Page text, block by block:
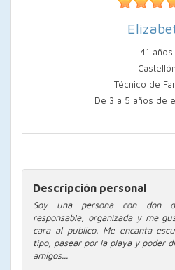
41 años
Castellón
Técnico de
De 3 a 5 años de
Descripción personal
Soy una persona con don
responsable, organizada y me
cara al publico. Me encanta
tipo, pasear por la playa y poder
amigos...